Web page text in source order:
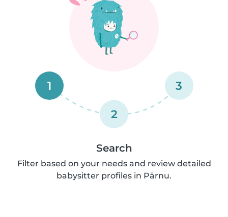
1
2
3
Search
Filter based on your needs and review detailed
babysitter profiles in Pärnu.